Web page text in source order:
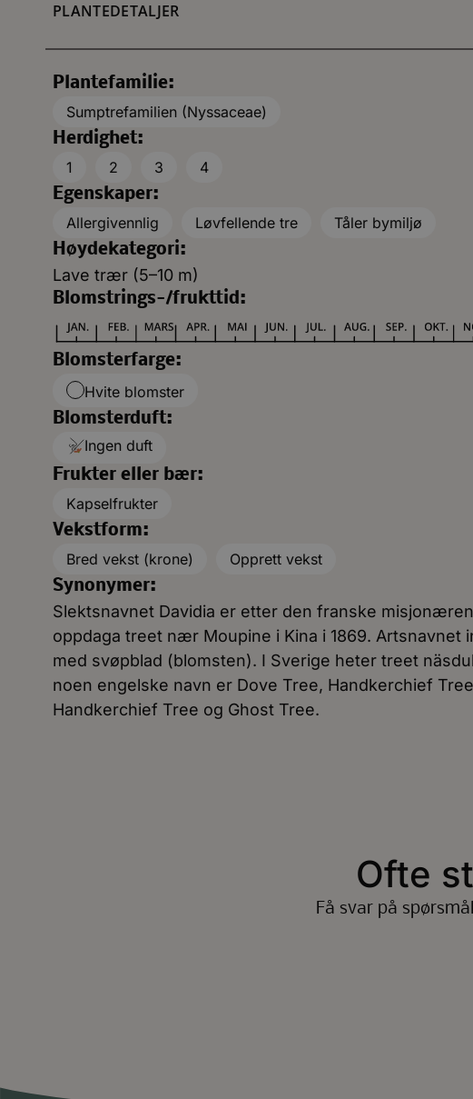
PLANTEDETALJER
Plantefamilie:
Sumptrefamilien (Nyssaceae)
Herdighet:
1
2 3
4
Egenskaper:
Allergivennlig
Løvfellende tre
Tåler bymiljø
Høydekategori:
Lave trær (5–10 m)
Blomstrings-/frukttid:
Blomsterfarge:
Hvite blomster
Blomsterduft:
Ingen duft
Frukter eller bær:
Kapselfrukter
Vekstform:
Bred vekst (krone)
Opprett vekst
Synonymer:
Slektsnavnet Davidia er etter den franske
oppdaga treet nær Moupine i Kina i 1869. Artsnavnet
med svøpblad (blomsten). I Sverige heter treet
noen engelske navn er Dove Tree, Handkerchief
Handkerchief Tree og Ghost Tree.
Ofte
Få svar på